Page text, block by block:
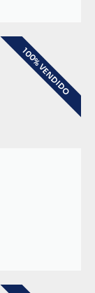
100% VENDIDO